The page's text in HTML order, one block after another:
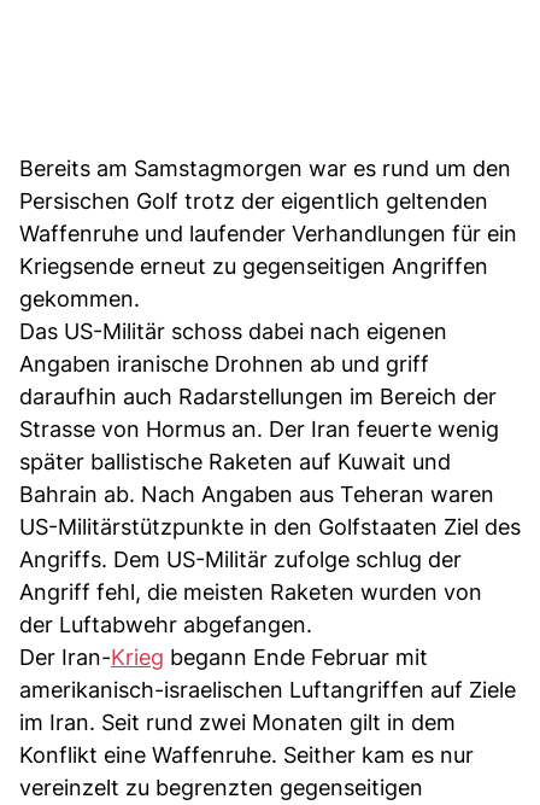
Bereits am Samstagmorgen war es rund um den
Persischen Golf trotz der eigentlich geltenden
Waffenruhe und laufender Verhandlungen für ein
Kriegsende erneut zu gegenseitigen Angriffen
gekommen.
Das US-Militär schoss dabei nach eigenen
Angaben iranische Drohnen ab und griff
daraufhin auch Radarstellungen im Bereich der
Strasse von Hormus an. Der Iran feuerte wenig
später ballistische Raketen auf Kuwait und
Bahrain ab. Nach Angaben aus Teheran waren
US-Militärstützpunkte in den Golfstaaten Ziel des
Angriffs. Dem US-Militär zufolge schlug der
Angriff fehl, die meisten Raketen wurden von
der Luftabwehr abgefangen.
Der Iran-Krieg begann Ende Februar mit
amerikanisch-israelischen Luftangriffen auf Ziele
im Iran. Seit rund zwei Monaten gilt in dem
Konflikt eine Waffenruhe. Seither kam es nur
vereinzelt zu begrenzten gegenseitigen